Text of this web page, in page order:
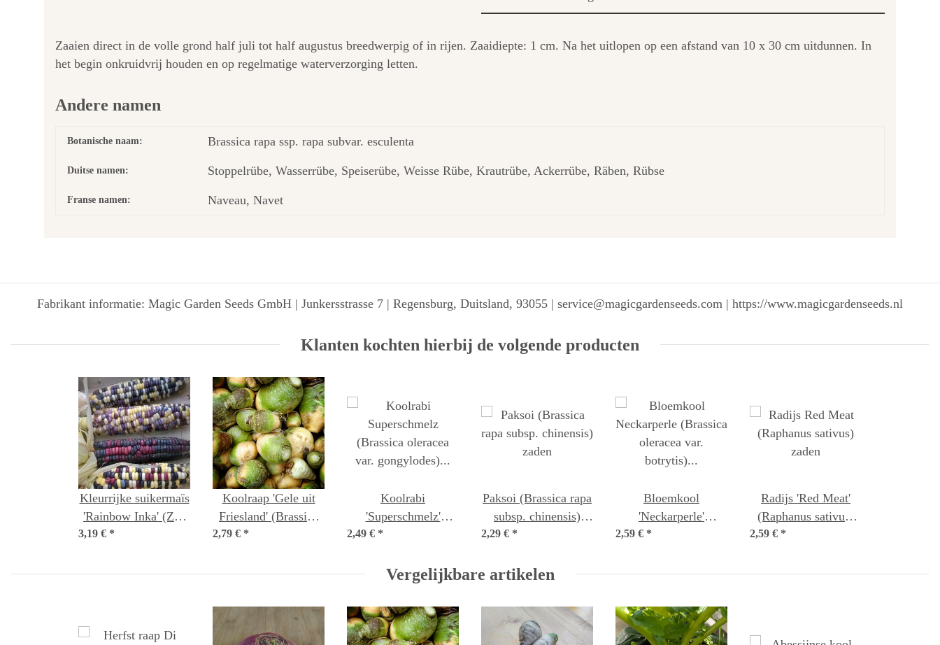
Zaaien direct in de volle grond half juli tot half augustus breedwerpig of in rijen. Zaaidiepte: 1 cm. Na het uitlopen op een afstand van 10 x 30 cm uitdunnen. In
het begin onkruidvrij houden en op regelmatige waterverzorging letten.
Andere namen
Botanische naam: Brassica rapa ssp. rapa subvar. esculenta
Duitse namen: Stoppelrübe, Wasserrübe, Speiserübe, Weisse Rübe, Krautrübe, Ackerrübe, Räben, Rübse
Franse namen: Naveau, Navet
Fabrikant informatie: Magic Garden Seeds GmbH | Junkersstrasse 7 | Regensburg, Duitsland, 93055 | service@magicgardenseeds.com | https://www.magicgardenseeds.nl
Klanten kochten hierbij de volgende producten
Kleurrijke suikermaïs
'Rainbow Inka' (Zea
mays) bio zaad
3,19 € *
Koolraap 'Gele uit
Friesland' (Brassica
napus subsp. rapifera)
2,79 € *
Koolrabi
'Superschmelz'
(Brassica oleracea
zaden
2,49 € *
Paksoi (Brassica rapa
subsp. chinensis)
2,29 € *
Bloemkool
'Neckarperle'
(Brassica oleracea
2,59 € *
Radijs 'Red Meat'
(Raphanus sativus)
2,59 € *
Vergelijkbare artikelen